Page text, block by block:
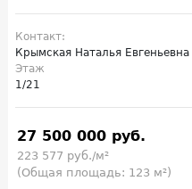
Контакт:
Крымская Наталья Евгеньевна
Этаж
1/21
27 500 000 руб.
223 577 руб./м²
(Общая площадь: 123 м²)